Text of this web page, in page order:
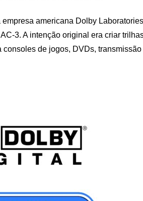
americana Dolby
3. A intenção original era criar
de jogos, DVDs, transmissão